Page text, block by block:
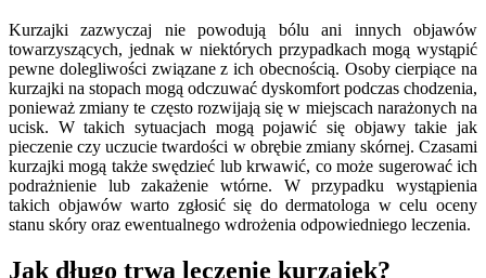
Kurzajki zazwyczaj nie powodują bólu ani innych objawów
towarzyszących, jednak w niektórych przypadkach mogą wystąpić
pewne dolegliwości związane z ich obecnością. Osoby cierpiące na
kurzajki na stopach mogą odczuwać dyskomfort podczas chodzenia,
ponieważ zmiany te często rozwijają się w miejscach narażonych na
ucisk. W takich sytuacjach mogą pojawić się objawy takie jak
pieczenie czy uczucie twardości w obrębie zmiany skórnej. Czasami
kurzajki mogą także swędzieć lub krwawić, co może sugerować ich
podrażnienie lub zakażenie wtórne. W przypadku wystąpienia
takich objawów warto zgłosić się do dermatologa w celu oceny
stanu skóry oraz ewentualnego wdrożenia odpowiedniego leczenia.
Jak długo trwa leczenie kurzajek?